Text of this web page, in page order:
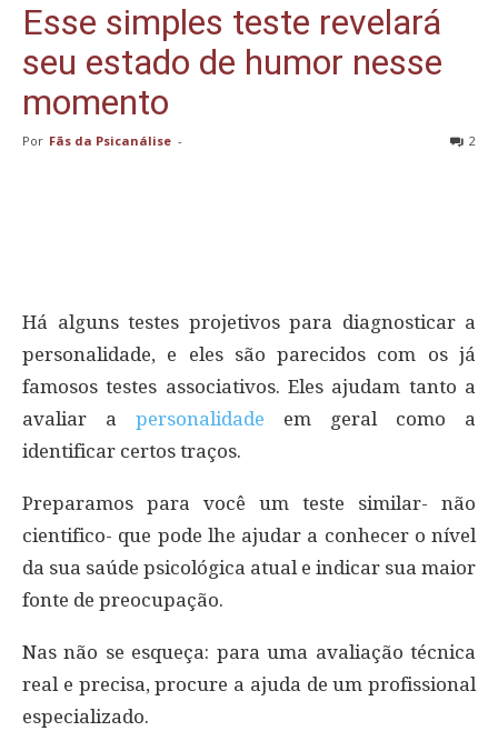
Esse simples teste revelará
seu estado de humor nesse
momento
Por Fãs da Psicanálise - 2
Há alguns testes projetivos para diagnosticar a
personalidade, e eles são parecidos com os já
famosos testes associativos. Eles ajudam tanto a
avaliar a personalidade em geral como a
identificar certos traços.
Preparamos para você um teste similar- não
cientifico- que pode lhe ajudar a conhecer o nível
da sua saúde psicológica atual e indicar sua maior
fonte de preocupação.
Nas não se esqueça: para uma avaliação técnica
real e precisa, procure a ajuda de um profissional
especializado.